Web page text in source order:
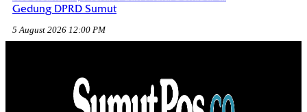
Gedung DPRD Sumut
5 August 2026 12:00 PM